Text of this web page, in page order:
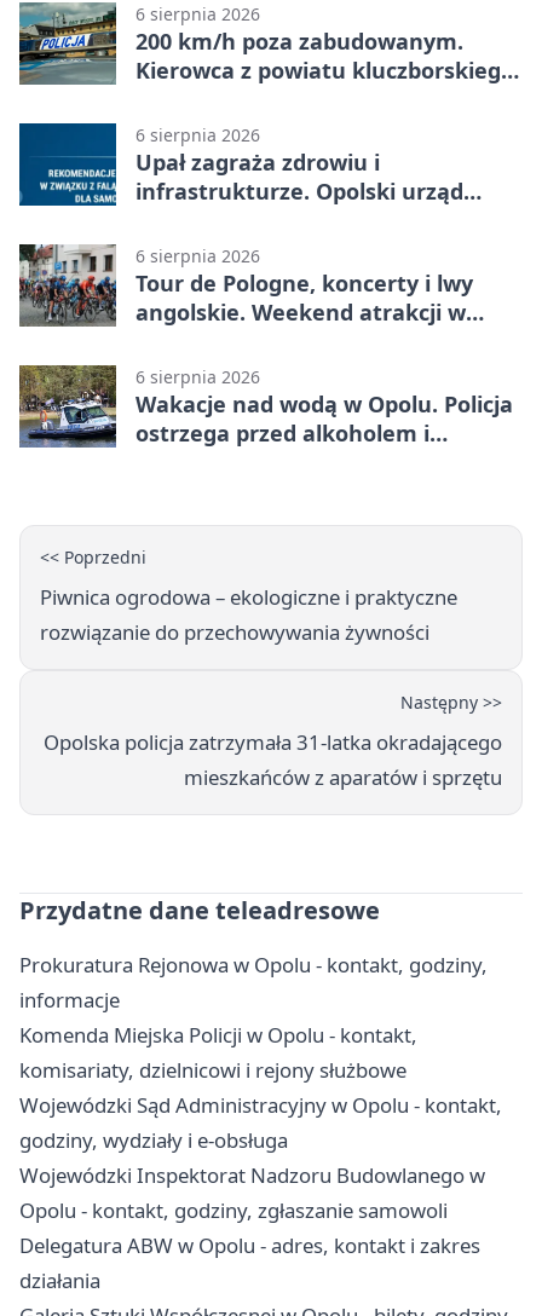
6 sierpnia 2026
200 km/h poza zabudowanym.
Kierowca z powiatu kluczborskiego
6 sierpnia 2026
Upał zagraża zdrowiu i
infrastrukturze. Opolski urząd
6 sierpnia 2026
Tour de Pologne, koncerty i lwy
angolskie. Weekend atrakcji w
6 sierpnia 2026
Wakacje nad wodą w Opolu. Policja
ostrzega przed alkoholem i
<< Poprzedni
Piwnica ogrodowa – ekologiczne i praktyczne
rozwiązanie do przechowywania żywności
Następny >>
Opolska policja zatrzymała 31-latka okradającego
mieszkańców z aparatów i sprzętu
Przydatne dane teleadresowe
Prokuratura Rejonowa w Opolu - kontakt, godziny,
informacje
Komenda Miejska Policji w Opolu - kontakt,
komisariaty, dzielnicowi i rejony służbowe
Wojewódzki Sąd Administracyjny w Opolu - kontakt,
godziny, wydziały i e-obsługa
Wojewódzki Inspektorat Nadzoru Budowlanego w
Opolu - kontakt, godziny, zgłaszanie samowoli
Delegatura ABW w Opolu - adres, kontakt i zakres
działania